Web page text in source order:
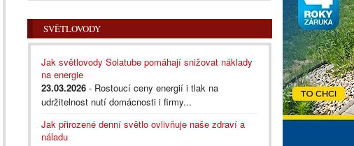
SVĚTLOVODY
Jak světlovody Solatube pomáhají snižovat náklady
na energie
23.03.2026 - Rostoucí ceny energií i tlak na
udržitelnost nutí domácnosti i firmy...
Jak přirozené denní světlo ovlivňuje naše zdraví a
náladu